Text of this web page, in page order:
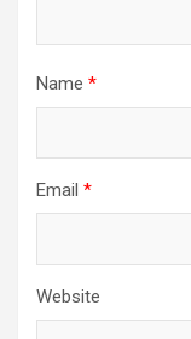
Name *
Email *
Website